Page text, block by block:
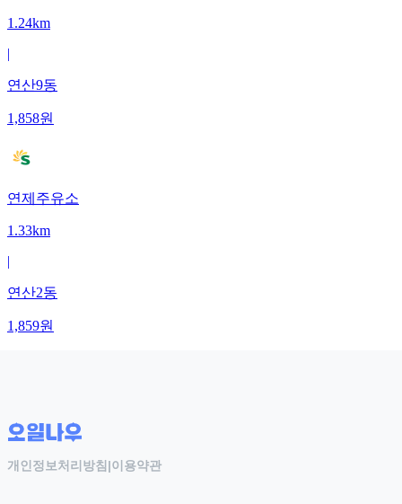
1.24km
|
연산9동
1,858원
연제주유소
1.33km
|
연산2동
1,859원
개인정보처리방침 |이용약관